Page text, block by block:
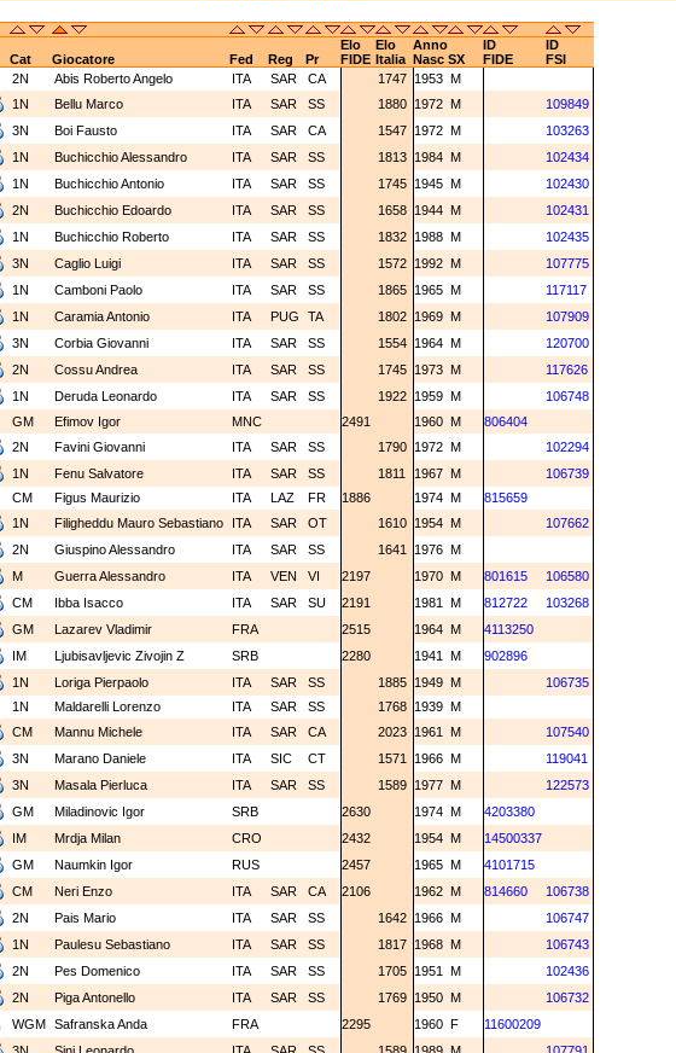
Elo Elo Anno ID
ID
Cat
Giocatore Fed Reg Pr FIDE Italia Nasc SX FIDE
FSI
2N
Abis Roberto Angelo ITA SAR CA 1747 1953 M
1N
Bellu Marco ITA SAR SS 1880 1972 M
109849
3N
Boi Fausto ITA SAR CA 1547 1972 M
103263
1N
Buchicchio Alessandro ITA SAR SS 1813 1984 M
102434
1N
Buchicchio Antonio ITA SAR SS 1745 1945 M
102430
2N
Buchicchio Edoardo ITA SAR SS 1658 1944 M
102431
1N
Buchicchio Roberto ITA SAR SS 1832 1988 M
102435
3N
Caglio Luigi ITA SAR SS 1572 1992 M
107775
1N
Camboni Paolo ITA SAR SS 1865 1965 M
117117
1N
Caramia Antonio ITA PUG TA 1802 1969 M
107909
3N
Corbia Giovanni ITA SAR SS 1554 1964 M
120700
2N
Cossu Andrea ITA SAR SS 1745 1973 M
117626
1N
Deruda Leonardo ITA SAR SS 1922 1959 M
106748
GM
Efimov Igor MNC 2491 1960 M
806404
2N
Favini Giovanni ITA SAR SS 1790 1972 M
102294
1N
Fenu Salvatore ITA SAR SS 1811 1967 M
106739
CM
Figus Maurizio ITA LAZ FR 1886 1974 M
815659
1N
Filigheddu Mauro Sebastiano ITA SAR OT 1610 1954 M
107662
2N
Giuspino Alessandro ITA SAR SS 1641 1976 M
M
Guerra Alessandro ITA VEN VI 2197 1970 M 801615
106580
CM
Ibba Isacco ITA SAR SU 2191 1981 M 812722
103268
GM
Lazarev Vladimir FRA 2515 1964 M
4113250
IM
Ljubisavljevic Zivojin Z SRB 2280 1941 M
902896
1N
Loriga Pierpaolo ITA SAR SS 1885 1949 M
106735
1N
Maldarelli Lorenzo ITA SAR SS 1768 1939 M
CM
Mannu Michele ITA SAR CA 2023 1961 M
107540
3N
Marano Daniele ITA SIC CT 1571 1966 M
119041
3N
Masala Pierluca ITA SAR SS 1589 1977 M
122573
GM
Miladinovic Igor SRB 2630 1974 M
4203380
IM
Mrdja Milan CRO 2432 1954 M
14500337
GM
Naumkin Igor RUS 2457 1965 M
4101715
CM
Neri Enzo ITA SAR CA 2106 1962 M 814660
106738
2N
Pais Mario ITA SAR SS 1642 1966 M
106747
1N
Paulesu Sebastiano ITA SAR SS 1817 1968 M
106743
2N
Pes Domenico ITA SAR SS 1705 1951 M
102436
2N
Piga Antonello ITA SAR SS 1769 1950 M
106732
WGM Safranska Anda FRA 2295 1960 F
11600209